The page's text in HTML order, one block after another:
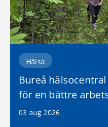
Hälsa
Bureå
för en bättre
03 aug 2026